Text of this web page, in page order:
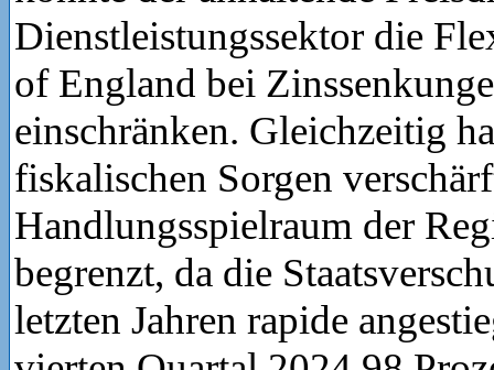
Dienstleistungssektor die
of England bei
einschränken. Gleichzeitig
fiskalischen Sorgen
Handlungsspielraum der
begrenzt, da die
letzten Jahren rapide